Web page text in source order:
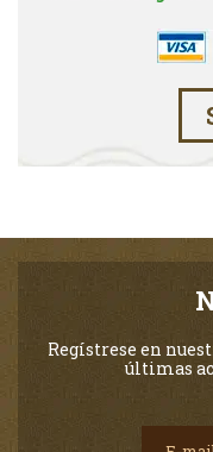
Regístrese en
últimas